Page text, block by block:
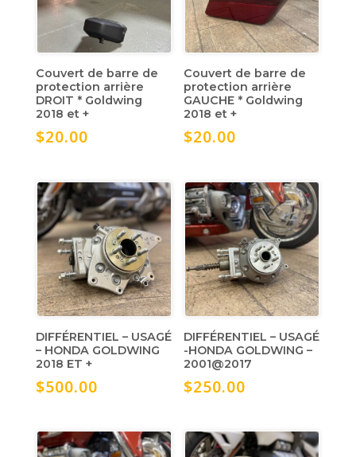
Couvert de barre de
protection arrière
DROIT * Goldwing
2018 et +
$20.00
Couvert de barre de
protection arrière
GAUCHE * Goldwing
2018 et +
$20.00
DIFFÉRENTIEL – USAGÉ
– HONDA GOLDWING
2018 ET +
$500.00
DIFFÉRENTIEL – USAGÉ
-HONDA GOLDWING –
2001@2017
$250.00